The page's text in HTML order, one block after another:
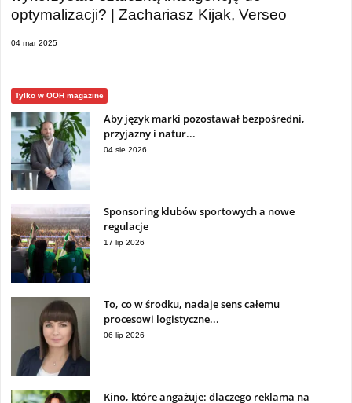
optymalizacji? | Zachariasz Kijak, Verseo
04 mar 2025
Tylko w OOH magazine
Aby język marki pozostawał bezpośredni,
przyjazny i natur...
04 sie 2026
Sponsoring klubów sportowych a nowe
regulacje
17 lip 2026
To, co w środku, nadaje sens całemu
procesowi logistyczne...
06 lip 2026
Kino, które angażuje: dlaczego reklama na